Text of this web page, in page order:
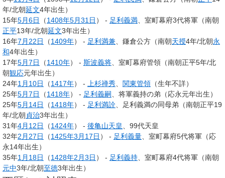
年/北朝延文4年出生）
15年5月6日 （1408年5月31日 ） - 足利義満 、室町幕府3代将軍（南朝
正平13年/北朝延文3年出生）
16年7月22日 （1409年） - 足利満兼 、鎌倉公方（南朝天授4年/北朝永
和4年出生）
17年5月7日 （1410年） - 斯波義将 、室町幕府管領（南朝正平5年/北
朝観応元年出生）
24年1月10日 （1417年） - 上杉禅秀 関東管領 （生年不詳）
25年5月7日 （1418年） - 足利義嗣
、将軍義持の弟（応永元年出生）
25年5月14日 （1418年） - 足利満詮 、足利義満の同母弟（南朝正平19
年/北朝貞治3年出生）
31年4月12日 （1424年） - 後亀山天皇 、99代天皇
32年2月27日 （1425年3月17日 ） - 足利義量 、室町幕府5代将軍（応
永14年出生）
35年1月18日 （1428年2月3日 ） - 足利義持 、室町幕府4代将軍（南朝
元中3年/北朝至徳3年出生）